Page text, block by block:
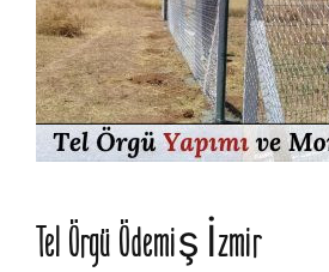
Tel Örgü Ödemiş İzmir